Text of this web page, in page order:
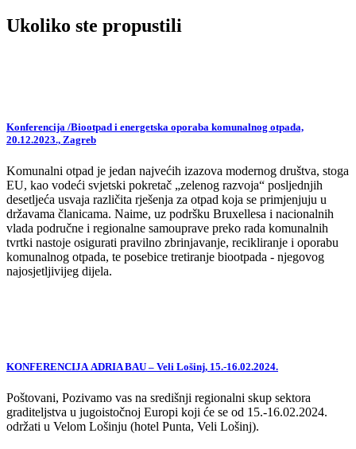
Ukoliko ste propustili
Konferencija /Biootpad i energetska oporaba komunalnog otpada,
20.12.2023., Zagreb
Komunalni otpad je jedan najvećih izazova modernog društva, stoga
EU, kao vodeći svjetski pokretač „zelenog razvoja“ posljednjih
desetljeća usvaja različita rješenja za otpad koja se primjenjuju u
državama članicama. Naime, uz podršku Bruxellesa i nacionalnih
vlada područne i regionalne samouprave preko rada komunalnih
tvrtki nastoje osigurati pravilno zbrinjavanje, recikliranje i oporabu
komunalnog otpada, te posebice tretiranje biootpada - njegovog
najosjetljivijeg dijela.
KONFERENCIJA ADRIA BAU – Veli Lošinj, 15.-16.02.2024.
Poštovani, Pozivamo vas na središnji regionalni skup sektora
graditeljstva u jugoistočnoj Europi koji će se od 15.-16.02.2024.
održati u Velom Lošinju (hotel Punta, Veli Lošinj).